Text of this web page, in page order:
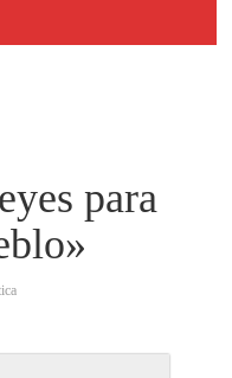
para